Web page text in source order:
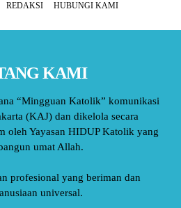
REDAKSI HUBUNGI KAMI
KAMI
“Mingguan Katolik” komunikasi
(KAJ) dan dikelola secara
oleh Yayasan HIDUP Katolik yang
umat Allah.
profesional yang beriman dan
universal.